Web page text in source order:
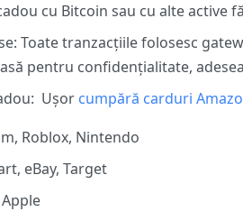
cu Bitcoin sau cu alte active
Toate tranzacțiile folosesc
pentru confidențialitate,
Ușor cumpără carduri
Roblox, Nintendo
eBay, Target